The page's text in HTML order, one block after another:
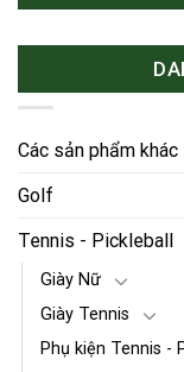
Các sản phẩm khác
Golf
Tennis - Pickleball
Giày Nữ
Giày Tennis
Phụ kiện Tennis -